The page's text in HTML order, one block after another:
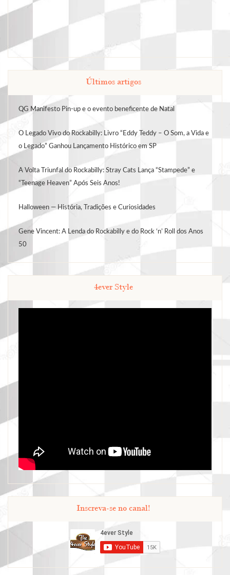
Últimos artigos
QG Manifesto Pin-up e o evento beneficente de Natal
O Legado Vivo do Rockabilly: Livro “Eddy Teddy – O Som, a Vida e
o Legado” Ganhou Lançamento Histórico em SP
A Volta Triunfal do Rockabilly: Stray Cats Lança “Stampede” e
“Teenage Heaven” Após Seis Anos!
Halloween — História, Tradições e Curiosidades
Gene Vincent: A Lenda do Rockabilly e do Rock ‘n’ Roll dos Anos
50
4ever Style
Inscreva-se no canal!